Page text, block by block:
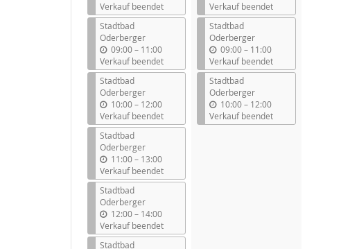
i
s
Verkauf beendet
Stadtbad
Oderberger
09:00–b
i
s
11:00
Verkauf beendet
Stadtbad
Oderberger
10:00–b
i
s
12:00
Verkauf beendet
Stadtbad
Oderberger
11:00–b
i
s
13:00
Verkauf beendet
Stadtbad
Oderberger
12:00–b
i
s
14:00
Verkauf beendet
Stadtbad
i
s
Verkauf beendet
Stadtbad
Oderberger
09:00 –b
i
s
11:00
Verkauf beendet
Stadtbad
Oderberger
10:00 –b
i
s
12:00
Verkauf beendet